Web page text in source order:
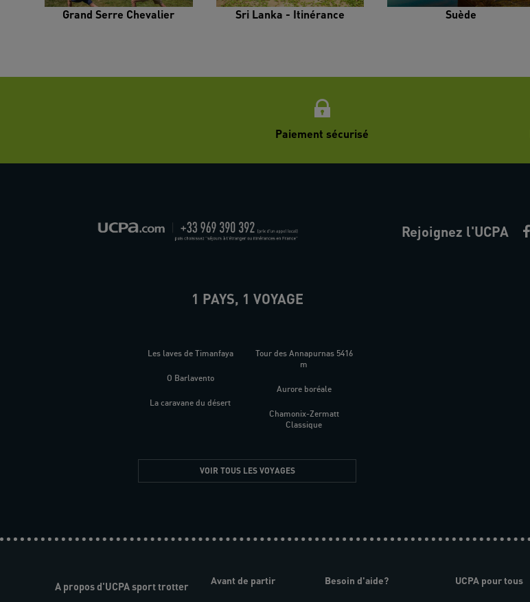
Grand Serre Chevalier Sri Lanka - Itinérance Suède
Paiement sécurisé
Rejoignez l'UCPA
1 PAYS, 1 VOYAGE
Les laves de Timanfaya
O Barlavento
La caravane du désert
Tour des Annapurnas 5416
m
Aurore boréale
Chamonix-Zermatt
Classique
VOIR TOUS LES VOYAGES
A propos d'UCPA sport trotter
Avant de partir Besoin d'aide? UCPA pour tous